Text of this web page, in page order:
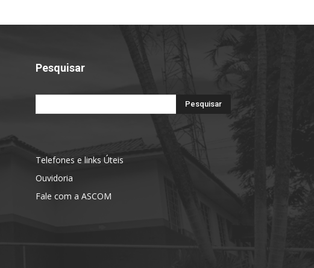
Pesquisar
Telefones e links Úteis
Ouvidoria
Fale com a ASCOM